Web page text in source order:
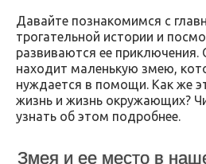
Давайте познакомимся с
трогательной истории и
развиваются ее
находит маленькую змею,
нуждается в помощи. Как же
жизнь и жизнь окружающих?
узнать об этом подробнее.
Змея и ее место в